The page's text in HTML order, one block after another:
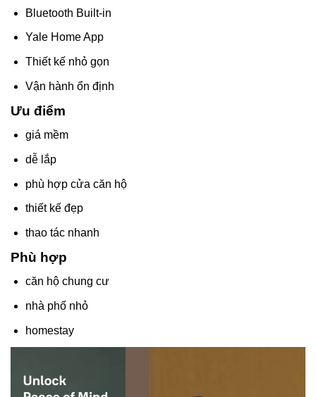
Bluetooth Built-in
Yale Home App
Thiết kế nhỏ gọn
Vận hành ổn định
Ưu điểm
giá mềm
dễ lắp
phù hợp cửa căn hộ
thiết kế đẹp
thao tác nhanh
Phù hợp
căn hộ chung cư
nhà phố nhỏ
homestay